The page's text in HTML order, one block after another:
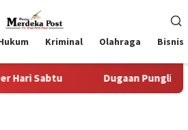
Kriminal Olahraga Bisnis
Dugaan Pungli SKAB di BPRD